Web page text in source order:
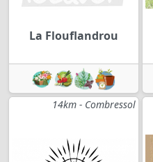
La Flouflandrou
14km - Combressol